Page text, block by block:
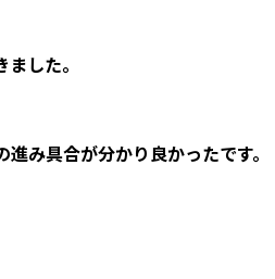
した。
み具合が分かり良かったです。